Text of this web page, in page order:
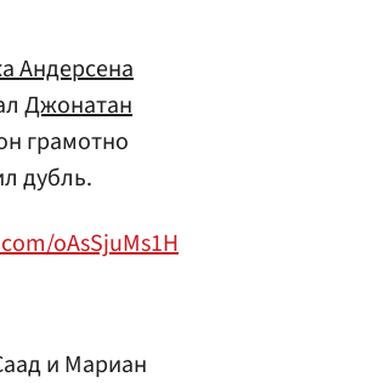
Андерсена
Джонатан
грамотно
дубль.
oAsSjuMs1H
и Мариан